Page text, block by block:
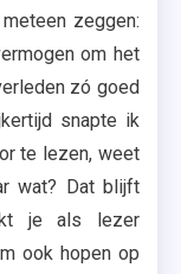
zeggen:
om het
zó goed
snapte ik
te lezen, weet
wat? Dat blijft
je als lezer
ook hopen op